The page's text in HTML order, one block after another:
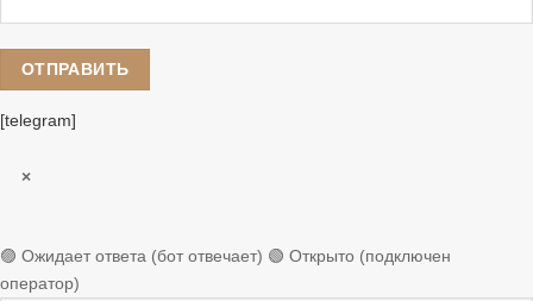
[telegram]
×
🟣 Ожидает ответа (бот отвечает) 🟢 Открыто (подключен
оператор)